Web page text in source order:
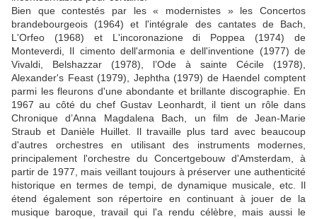
Bien que contestés par les « modernistes » les Concertos
brandebourgeois (1964) et l'intégrale des cantates de Bach,
L'Orfeo (1968) et L'incoronazione di Poppea (1974) de
Monteverdi, Il cimento dell'armonia e dell'inventione (1977) de
Vivaldi, Belshazzar (1978), l’Ode à sainte Cécile (1978),
Alexander's Feast (1979), Jephtha (1979) de Haendel comptent
parmi les fleurons d'une abondante et brillante discographie. En
1967 au côté du chef Gustav Leonhardt, il tient un rôle dans
Chronique d’Anna Magdalena Bach, un film de Jean-Marie
Straub et Danièle Huillet. Il travaille plus tard avec beaucoup
d'autres orchestres en utilisant des instruments modernes,
principalement l'orchestre du Concertgebouw d'Amsterdam, à
partir de 1977, mais veillant toujours à préserver une authenticité
historique en termes de tempi, de dynamique musicale, etc. Il
étend également son répertoire en continuant à jouer de la
musique baroque, travail qui l'a rendu célèbre, mais aussi le